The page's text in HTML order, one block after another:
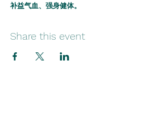
补益气血、强身健体。
Share this event